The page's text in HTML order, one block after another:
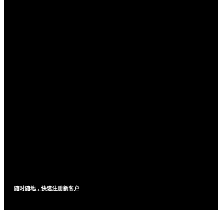
随时随地，快速注册新客户